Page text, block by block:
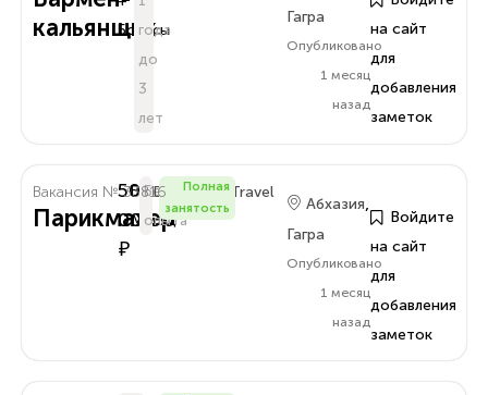
кальянщик
Бонусы
года
до
3
лет
Гагра
Опубликовано
1 месяц
назад
на сайт
для
добавления
заметок
Вакансия № 33816
Парикмахер
50
000
₽
В
Месяц
Без
опыта
Delo.Amra.Travel
Полная
занятость
Абхазия,
Гагра
Опубликовано
1 месяц
назад
Войдите
на сайт
для
добавления
заметок